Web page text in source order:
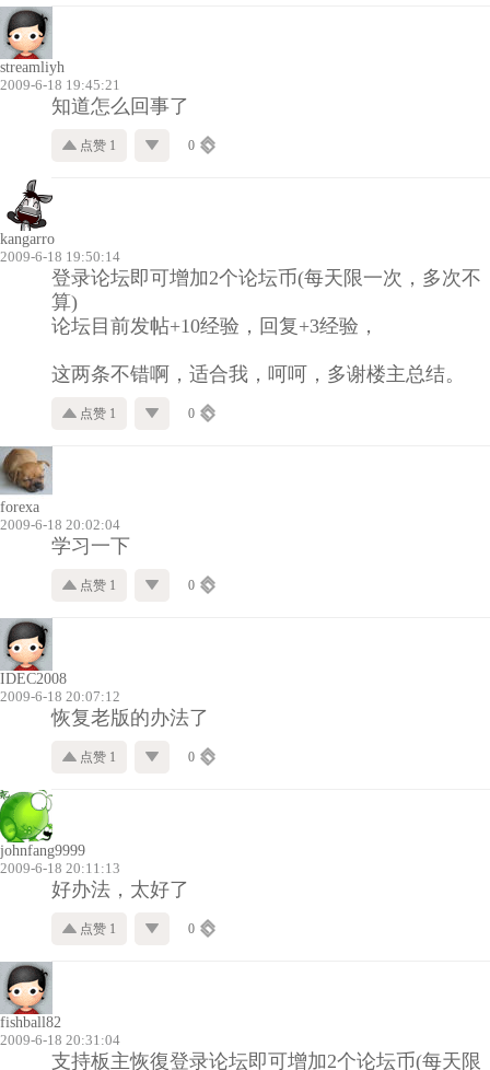
streamliyh
2009-6-18 19:45:21
知道怎么回事了
点赞 1 0
kangarro
2009-6-18 19:50:14
登录论坛即可增加2个论坛币(每天限一次，多次不
算)
论坛目前发帖+10经验，回复+3经验，
这两条不错啊，适合我，呵呵，多谢楼主总结。
点赞 1 0
forexa
2009-6-18 20:02:04
学习一下
点赞 1 0
IDEC2008
2009-6-18 20:07:12
恢复老版的办法了
点赞 1 0
johnfang9999
2009-6-18 20:11:13
好办法，太好了
点赞 1 0
fishball82
2009-6-18 20:31:04
支持板主恢復登录论坛即可增加2个论坛币(每天限